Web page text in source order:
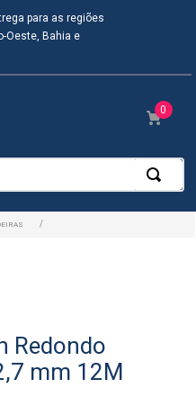
para as regiões
Oeste, Bahia e
0
Redondo
mm 12M